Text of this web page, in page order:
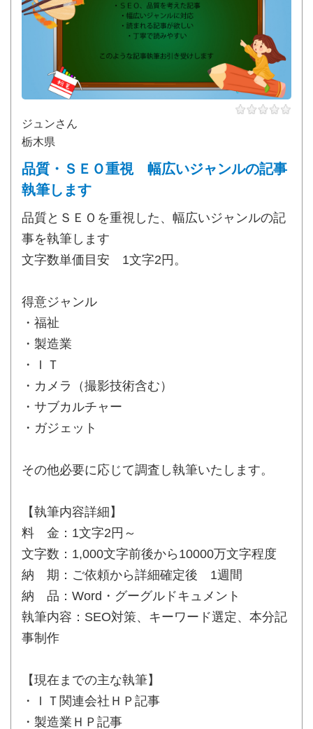
ジュンさん
栃木県
品質・ＳＥＯ重視 幅広いジャンルの記事
執筆します
品質とＳＥＯを重視した、幅広いジャンルの記
事を執筆します
文字数単価目安 1文字2円。
得意ジャンル
・福祉
・製造業
・ＩＴ
・カメラ（撮影技術含む）
・サブカルチャー
・ガジェット
その他必要に応じて調査し執筆いたします。
【執筆内容詳細】
料 金：1文字2円～
文字数：1,000文字前後から10000万文字程度
納 期：ご依頼から詳細確定後 1週間
納 品：Word・グーグルドキュメント
執筆内容：SEO対策、キーワード選定、本分記
事制作
【現在までの主な執筆】
・ＩＴ関連会社ＨＰ記事
・製造業ＨＰ記事